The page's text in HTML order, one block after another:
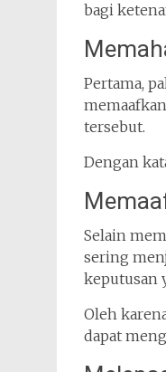
bagi
Pertama,
tersebut.
Dengan
Selain
sering
keputusan
Oleh
dapat